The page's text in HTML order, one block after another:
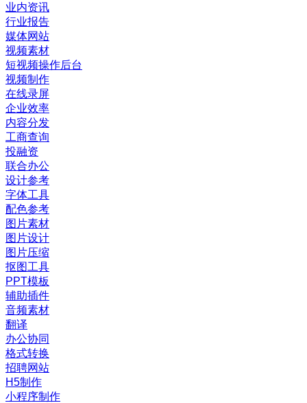
业内资讯
行业报告
媒体网站
视频素材
短视频操作后台
视频制作
在线录屏
企业效率
内容分发
工商查询
投融资
联合办公
设计参考
字体工具
配色参考
图片素材
图片设计
图片压缩
抠图工具
PPT模板
辅助插件
音频素材
翻译
办公协同
格式转换
招聘网站
H5制作
小程序制作